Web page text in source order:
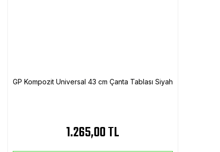
GP Kompozit Universal 43 cm Çanta Tablası Siyah
1.265,00 TL